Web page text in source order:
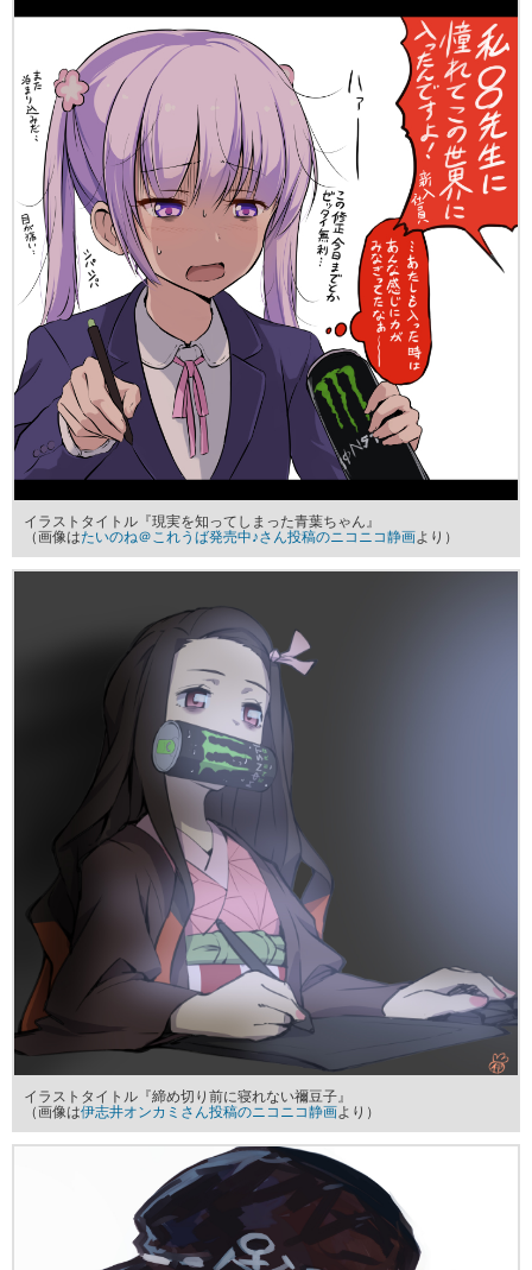
イラストタイトル『現実を知ってしまった青葉ちゃん』
（画像はたいのね＠これうば発売中♪さん投稿のニコニコ静画より）
イラストタイトル『締め切り前に寝れない禰豆子』
（画像は伊志井オンカミさん投稿のニコニコ静画より）